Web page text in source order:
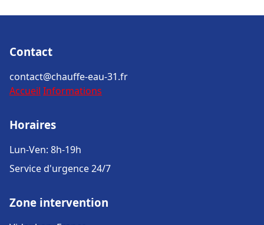
Contact
contact@chauffe-eau-31.fr
Accueil Informations
Horaires
Lun-Ven: 8h-19h
Service d'urgence 24/7
Zone intervention